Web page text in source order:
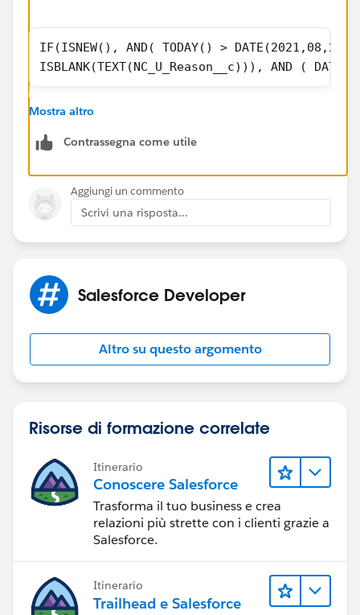
IF(ISNEW(), AND( TODAY() >
ISBLANK(TEXT(NC_U_Reason__c))), AND (
If this solution helps, Please mark it as best answer.
Mostra altro
Contrassegna come utile
Aggiungi un commento
Scrivi una risposta...
Salesforce Developer
Altro su questo argomento
Risorse di formazione correlate
Itinerario
Conoscere Salesforce
Trasforma il tuo business e crea
relazioni più strette con i clienti grazie a
Salesforce.
Itinerario
Trailhead e Salesforce